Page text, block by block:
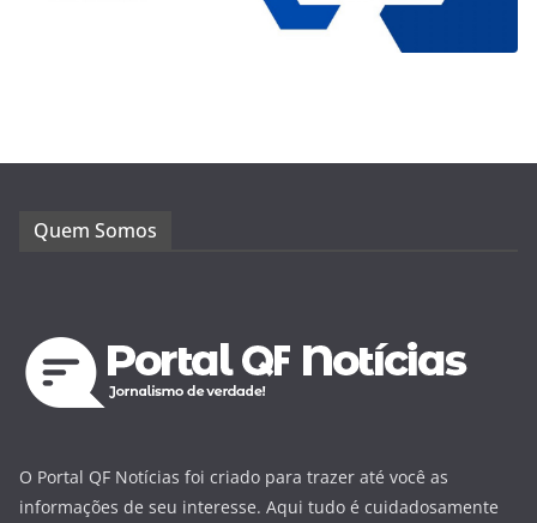
Quem Somos
O Portal QF Notícias foi criado para trazer até você as
informações de seu interesse. Aqui tudo é cuidadosamente